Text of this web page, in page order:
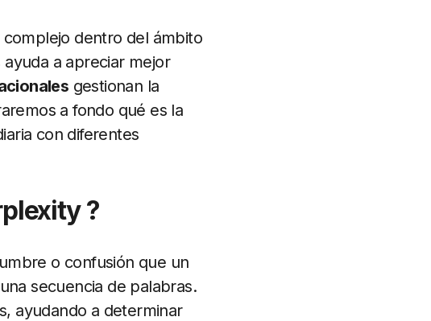
dentro del ámbito
a apreciar mejor
gestionan la
a fondo qué es la
con diferentes
?
o confusión que un
secuencia de palabras.
ayudando a determinar